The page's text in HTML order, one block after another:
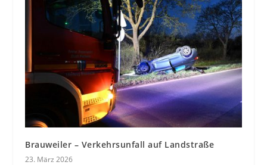
Brauweiler – Verkehrsunfall auf Landstraße
23. März 2026